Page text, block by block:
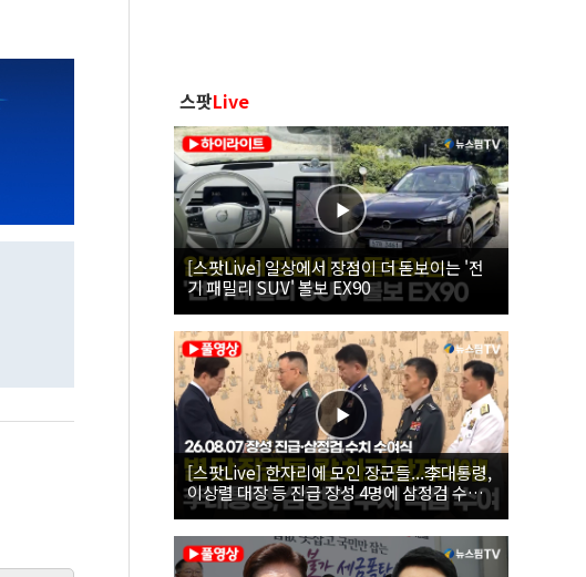
스팟Live
[스팟Live] 일상에서 장점이 더 돋보이는 '전
기 패밀리 SUV' 볼보 EX90
[스팟Live] 한자리에 모인 장군들...李대통령,
이상렬 대장 등 진급 장성 4명에 삼정검 수치
직접 수여｜26.08.07 장성 진급·삼정검 수치
수여식